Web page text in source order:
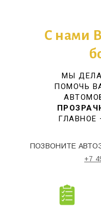
С нами
МЫ
ПОМОЧЬ
ГЛАВНОЕ
ПОЗВОНИТЕ
+7